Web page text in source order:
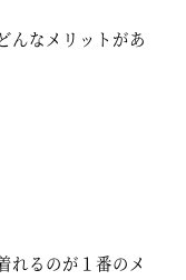
んなメリットがあ
れるのが１番のメ